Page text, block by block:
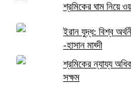
শ্রমিকের ঘাম নিয়ে
ইরান যুদ্ধ: বিশ্ব
-হাসান মাহ্দী
শ্রমিকের ন্যায্য
সক্ষম